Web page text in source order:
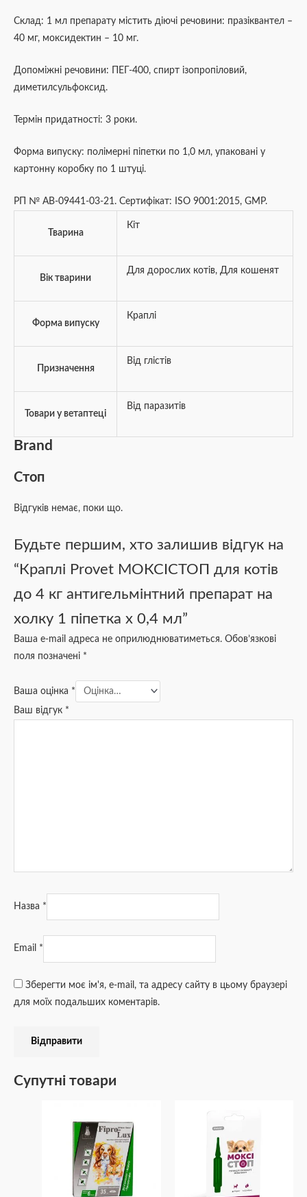
Склад: 1 мл препарату містить діючі речовини: празіквантел –
40 мг, моксидектин – 10 мг.
Допоміжні речовини: ПЕГ-400, спирт ізопропіловий,
диметилсульфоксид.
Термін придатності: 3 роки.
Форма випуску: полімерні піпетки по 1,0 мл, упаковані у
картонну коробку по 1 штуці.
РП № АВ-09441-03-21. Сертифікат: ISO 9001:2015, GMP.
Тварина
Кіт
Вік тварини
Для дорослих котів, Для кошенят
Форма випуску
Краплі
Призначення
Від глістів
Товари у ветаптеці
Від паразитів
Brand
Стоп
Відгуків немає, поки що.
Будьте першим, хто залишив відгук на
“Краплі Provet МОКСІСТОП для котів
до 4 кг антигельмінтний препарат на
холку 1 піпетка х 0,4 мл”
Ваша e-mail адреса не оприлюднюватиметься. Обов’язкові
поля позначені *
Ваша оцінка *
Ваш відгук *
Назва *
Email *
Зберегти моє ім'я, e-mail, та адресу сайту в цьому браузері
для моїх подальших коментарів.
Супутні товари